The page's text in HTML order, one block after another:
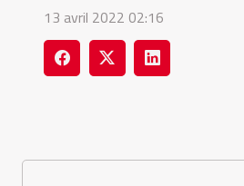
13 avril 2022 02:16